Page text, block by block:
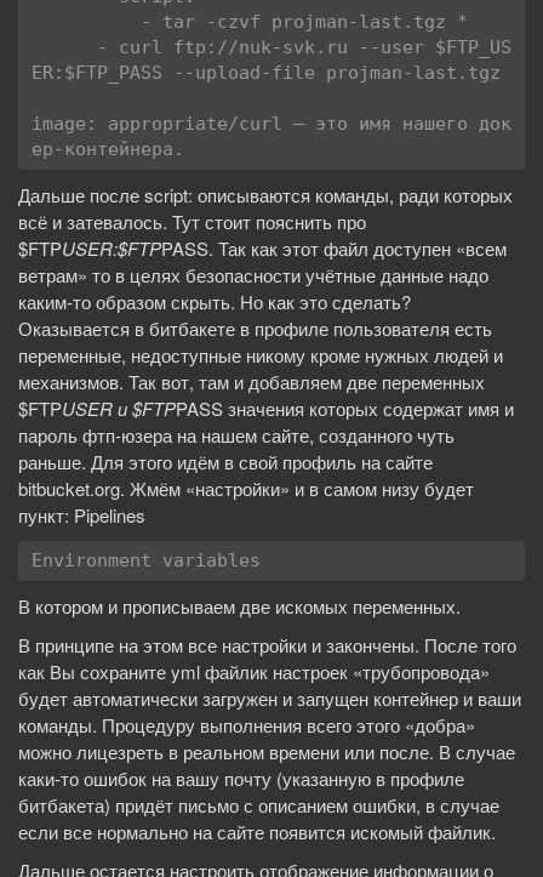
ER:$FTP_PASS --upload-file projman-last.tgz
image: appropriate/curl — это имя нашего док
ер-контейнера.
Дальше после script: описываются команды, ради которых
всё и затевалось. Тут стоит пояснить про
$FTPUSER:$FTPPASS. Так как этот файл доступен «всем
ветрам» то в целях безопасности учётные данные надо
каким-то образом скрыть. Но как это сделать?
Оказывается в битбакете в профиле пользователя есть
переменные, недоступные никому кроме нужных людей и
механизмов. Так вот, там и добавляем две переменных
$FTPUSER и $FTPPASS значения которых содержат имя и
пароль фтп-юзера на нашем сайте, созданного чуть
раньше. Для этого идём в свой профиль на сайте
bitbucket.org. Жмём «настройки» и в самом низу будет
пункт: Pipelines
Environment variables
В котором и прописываем две искомых переменных.
В принципе на этом все настройки и закончены. После того
как Вы сохраните yml файлик настроек «трубопровода»
будет автоматически загружен и запущен контейнер и ваши
команды. Процедуру выполнения всего этого «добра»
можно лицезреть в реальном времени или после. В случае
каки-то ошибок на вашу почту (указанную в профиле
битбакета) придёт письмо с описанием ошибки, в случае
если все нормально на сайте появится искомый файлик.
Дальше остается настроить отображение информации о